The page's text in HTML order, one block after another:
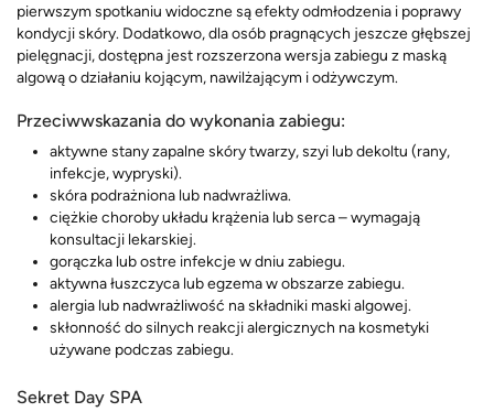
pierwszym spotkaniu widoczne są efekty odmłodzenia i poprawy
kondycji skóry. Dodatkowo, dla osób pragnących jeszcze głębszej
pielęgnacji, dostępna jest rozszerzona wersja zabiegu z maską
algową o działaniu kojącym, nawilżającym i odżywczym.
Przeciwwskazania do wykonania zabiegu:
aktywne stany zapalne skóry twarzy, szyi lub dekoltu (rany,
infekcje, wypryski).
skóra podrażniona lub nadwrażliwa.
ciężkie choroby układu krążenia lub serca – wymagają
konsultacji lekarskiej.
gorączka lub ostre infekcje w dniu zabiegu.
aktywna łuszczyca lub egzema w obszarze zabiegu.
alergia lub nadwrażliwość na składniki maski algowej.
skłonność do silnych reakcji alergicznych na kosmetyki
używane podczas zabiegu.
Sekret Day SPA